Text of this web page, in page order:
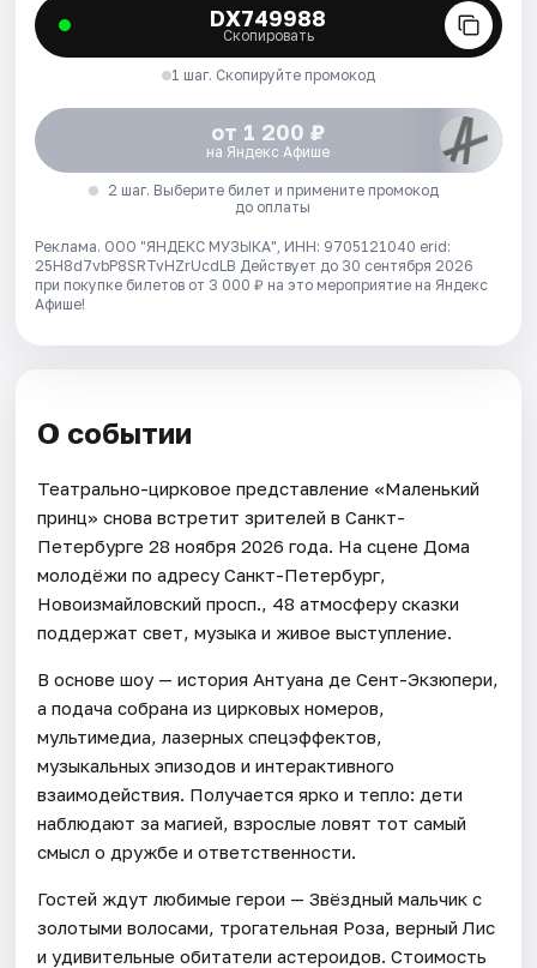
DX749988
Скопировать
1 шаг. Скопируйте промокод
от 1 200 ₽
на Яндекс Афише
2 шаг. Выберите билет и примените промокод
до оплаты
Реклама. ООО "ЯНДЕКС МУЗЫКА", ИНН: 9705121040 erid:
25H8d7vbP8SRTvHZrUcdLB Действует до 30 сентября 2026
при покупке билетов от 3 000 ₽ на это мероприятие на Яндекс
Афише!
О событии
Театрально-цирковое представление «Маленький
принц» снова встретит зрителей в Санкт-
Петербурге 28 ноября 2026 года. На сцене Дома
молодёжи по адресу Санкт-Петербург,
Новоизмайловский просп., 48 атмосферу сказки
поддержат свет, музыка и живое выступление.
В основе шоу — история Антуана де Сент-Экзюпери,
а подача собрана из цирковых номеров,
мультимедиа, лазерных спецэффектов,
музыкальных эпизодов и интерактивного
взаимодействия. Получается ярко и тепло: дети
наблюдают за магией, взрослые ловят тот самый
смысл о дружбе и ответственности.
Гостей ждут любимые герои — Звёздный мальчик с
золотыми волосами, трогательная Роза, верный Лис
и удивительные обитатели астероидов. Стоимость